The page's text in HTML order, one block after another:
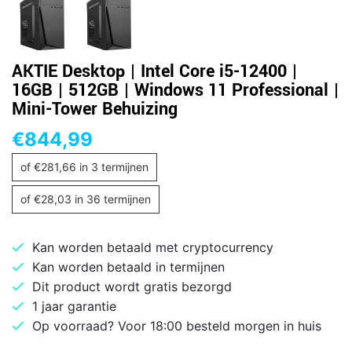
AKTIE Desktop | Intel Core i5-12400 |
16GB | 512GB | Windows 11 Professional |
Mini-Tower Behuizing
€844,99
of €281,66 in 3 termijnen
of €28,03 in 36 termijnen
Kan worden betaald met cryptocurrency
Kan worden betaald in termijnen
Dit product wordt gratis bezorgd
1 jaar garantie
Op voorraad? Voor 18:00 besteld morgen in huis